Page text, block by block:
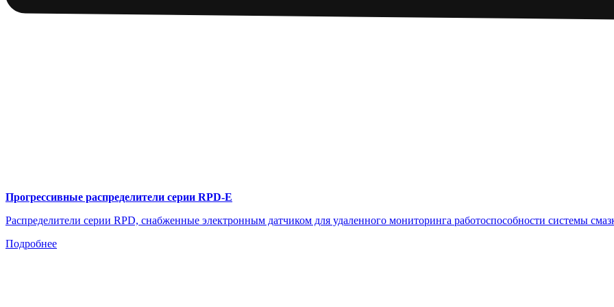
Прогрессивные распределители серии RPD-E
Распределители серии RPD, снабженные электронным датчиком для удаленного мониторинга работоспособности системы
Подробнее